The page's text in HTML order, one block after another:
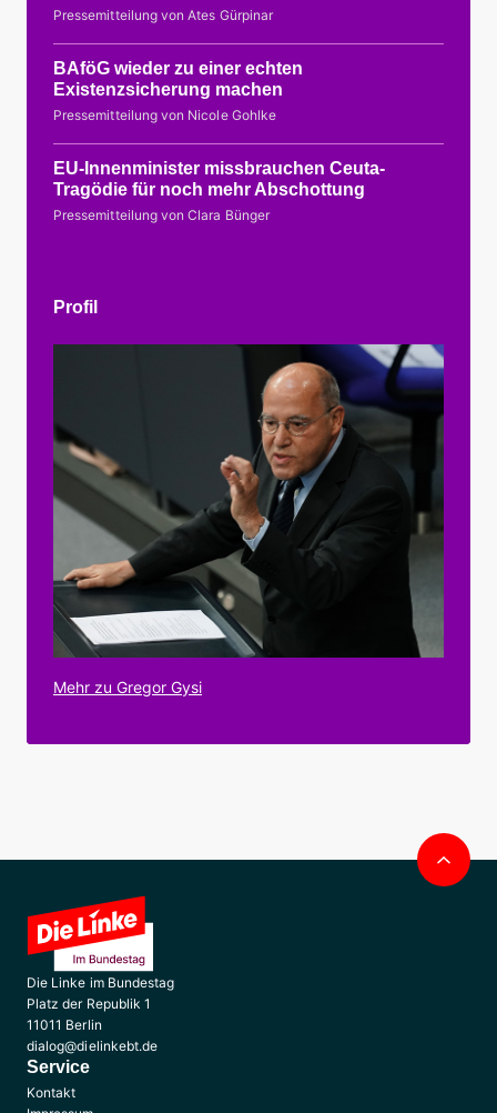
Pressemitteilung von Ates Gürpinar
BAföG wieder zu einer echten
Existenzsicherung machen
Pressemitteilung von Nicole Gohlke
EU-Innenminister missbrauchen Ceuta-
Tragödie für noch mehr Abschottung
Pressemitteilung von Clara Bünger
Profil
Mehr zu Gregor Gysi
Die Linke im Bundestag
Platz der Republik 1
11011 Berlin
dialog@dielinkebt.de
Service
Kontakt